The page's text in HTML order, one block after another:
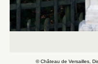
© Château de Versailles,